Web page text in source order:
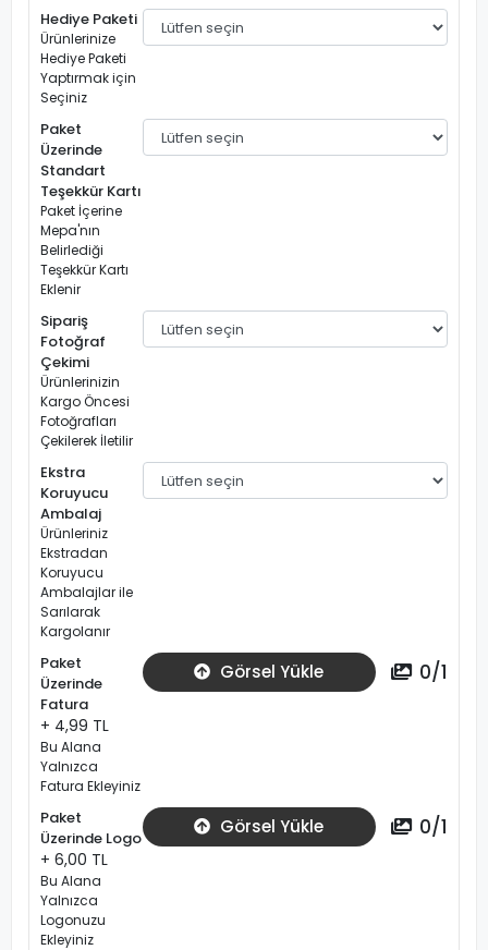
Hediye Paketi
Ürünlerinize
Hediye Paketi
Yaptırmak için
Seçiniz
Paket
Üzerinde
Standart
Teşekkür Kartı
Paket İçerine
Mepa'nın
Belirlediği
Teşekkür Kartı
Eklenir
Sipariş
Fotoğraf
Çekimi
Ürünlerinizin
Kargo Öncesi
Fotoğrafları
Çekilerek İletilir
Ekstra
Koruyucu
Ambalaj
Ürünleriniz
Ekstradan
Koruyucu
Ambalajlar ile
Sarılarak
Kargolanır
Paket
Üzerinde
Fatura
+ 4,99 TL
Bu Alana
Yalnızca
Fatura Ekleyiniz
Görsel Yükle 0/1
Paket
Üzerinde Logo
+ 6,00 TL
Bu Alana
Yalnızca
Logonuzu
Ekleyiniz
Görsel Yükle 0/1